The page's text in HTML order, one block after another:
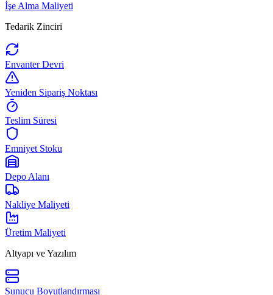
İşe Alma Maliyeti
Tedarik Zinciri
Envanter Devri
Yeniden Sipariş Noktası
Teslim Süresi
Emniyet Stoku
Depo Alanı
Nakliye Maliyeti
Üretim Maliyeti
Altyapı ve Yazılım
Sunucu Boyutlandırması